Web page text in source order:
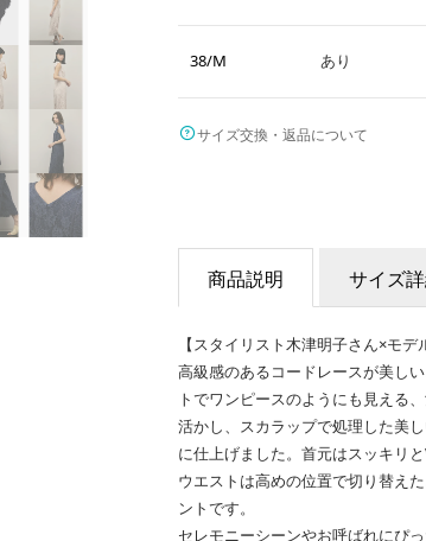
38/M あり
サイズ交換・返品について
商品説明 サイズ
【スタイリスト木津明子さん×モ
高級感のあるコードレースが美し
トでワンピースのようにも見える
活かし、スカラップで処理した美
に仕上げました。首元はスッキリ
ウエストは高めの位置で切り替え
ントです。
セレモニーシーンやお呼ばれにぴっ